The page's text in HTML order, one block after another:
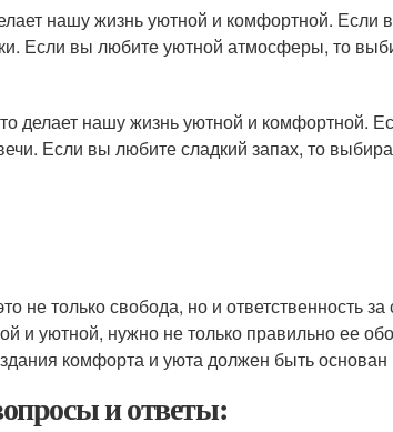
нашу жизнь уютной и комфортной.
Если вы любите уютной атмосферы, то
делает нашу жизнь уютной и комфортной.
Если вы любите сладкий запах, то
не только свобода, но и ответственность
и уютной, нужно не только правильно ее
комфорта и уюта должен быть
и ответы: